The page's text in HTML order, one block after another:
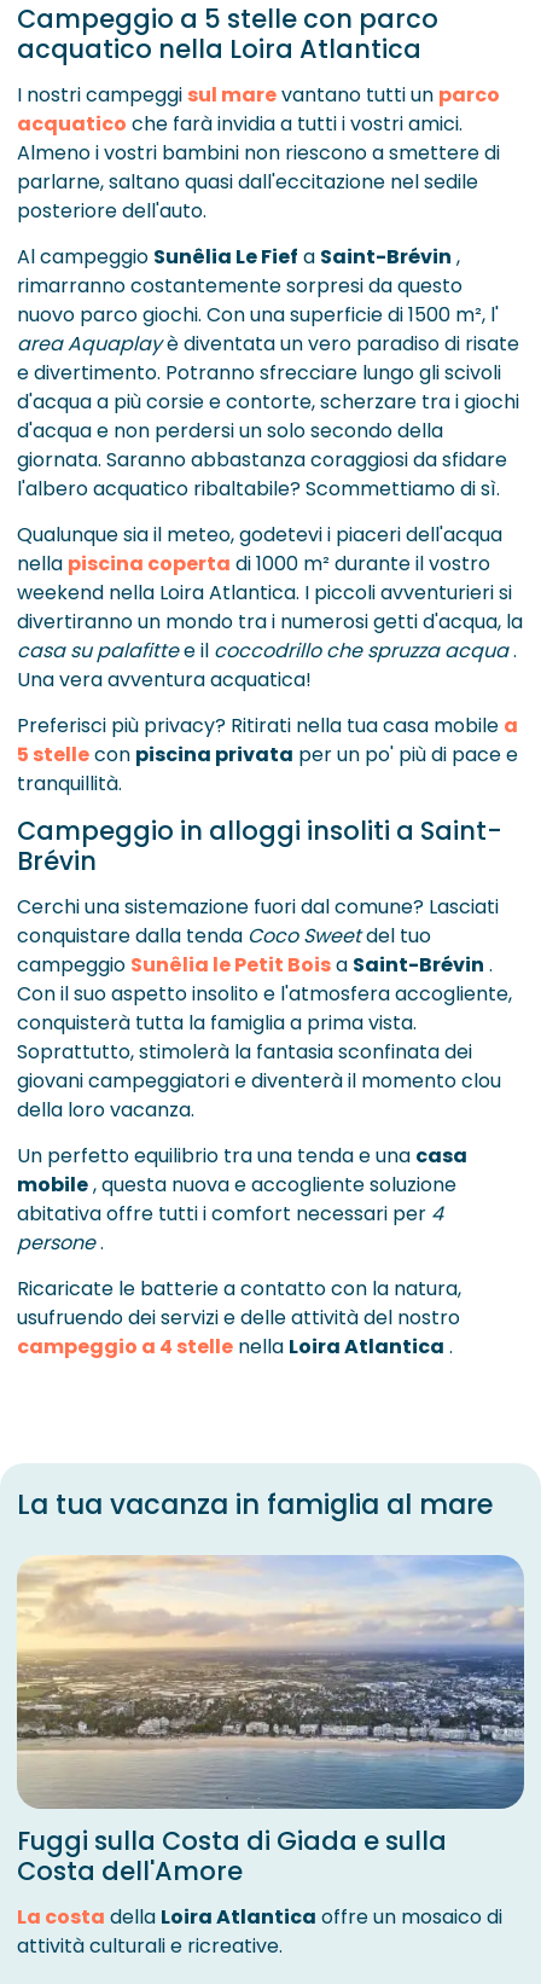
Campeggio a 5 stelle con parco
acquatico nella Loira Atlantica
I nostri campeggi sul marevantano tutti un parco
acquatico che farà invidia a tutti i vostri amici.
Almeno i vostri bambini non riescono a smettere di
parlarne, saltano quasi dall'eccitazione nel sedile
posteriore dell'auto.
Al campeggio Sunêlia Le Fief a Saint-Brévin ,
rimarranno costantemente sorpresi da questo
nuovo parco giochi. Con una superficie di 1500 m², l'
area Aquaplayè diventata un vero paradiso di risate
e divertimento. Potranno sfrecciare lungo gli scivoli
d'acqua a più corsie e contorte, scherzare tra i giochi
d'acqua e non perdersi un solo secondo della
giornata. Saranno abbastanza coraggiosi da sfidare
l'albero acquatico ribaltabile? Scommettiamo di sì.
Qualunque sia il meteo, godetevi i piaceri dell'acqua
nella piscina coperta di 1000 m² durante il vostro
weekend nella Loira Atlantica. I piccoli avventurieri si
divertiranno un mondo tra i numerosi getti d'acqua, la
casa su palafittee il coccodrillo che spruzza acqua.
Una vera avventura acquatica!
Preferisci più privacy? Ritirati nella tua casa mobile a
5 stellecon piscina privata per un po' più di pace e
tranquillità.
Campeggio in alloggi insoliti a Saint-
Brévin
Cerchi una sistemazione fuori dal comune? Lasciati
conquistare dalla tenda Coco Sweetdel tuo
campeggio Sunêlia le Petit Boisa Saint-Brévin .
Con il suo aspetto insolito e l'atmosfera accogliente,
conquisterà tutta la famiglia a prima vista.
Soprattutto, stimolerà la fantasia sconfinata dei
giovani campeggiatori e diventerà il momento clou
della loro vacanza.
Un perfetto equilibrio tra una tenda e una casa
mobile, questa nuova e accogliente soluzione
abitativa offre tutti i comfort necessari per 4
persone.
Ricaricate le batterie a contatto con la natura,
usufruendo dei servizi e delle attività del nostro
campeggio a 4 stelle nella Loira Atlantica .
La tua vacanza in famiglia al mare
Fuggi sulla Costa di Giada e sulla
Costa dell'Amore
La costa della Loira Atlantica offre un mosaico di
attività culturali e ricreative.